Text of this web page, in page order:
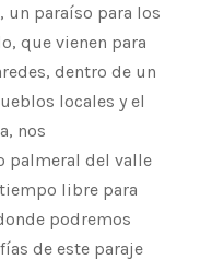
un paraíso para los
que vienen para
dentro de un
locales y el
nos
palmeral del valle
libre para
podremos
de este paraje